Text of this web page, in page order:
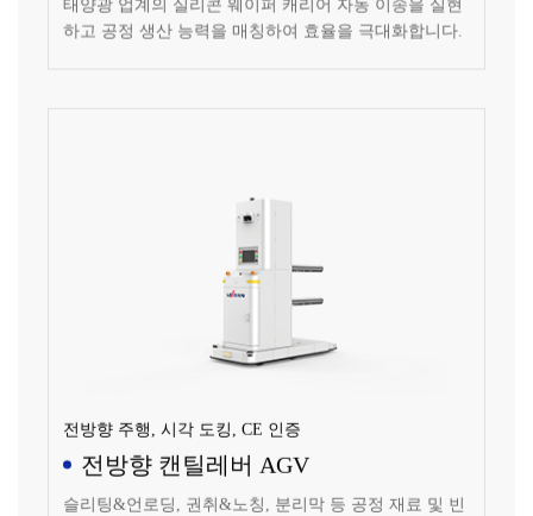
하고 공정 생산 능력을 매칭하여 효율을 극대화합니다.
전방향 주행, 시각 도킹, CE 인증
전방향 캔틸레버 AGV
슬리팅&언로딩, 권취&노칭, 분리막 등 공정 재료 및 빈